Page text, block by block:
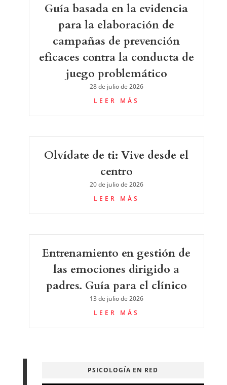
Guía basada en la evidencia
para la elaboración de
campañas de prevención
eficaces contra la conducta de
juego problemático
28 de julio de 2026
LEER MÁS
Olvídate de ti: Vive desde el
centro
20 de julio de 2026
LEER MÁS
Entrenamiento en gestión de
las emociones dirigido a
padres. Guía para el clínico
13 de julio de 2026
LEER MÁS
PSICOLOGÍA EN RED